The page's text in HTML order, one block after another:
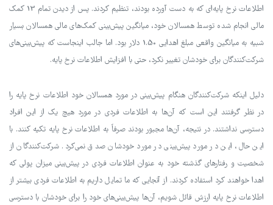
اطلاعات نرخ پایه‌ای که به دست آورده بودند، تنظیم کردند. پس از دیدن تمام 13 کمک
مالی انجام شده توسط همسالان خود، میانگین پیش‌بینی کمک‌های مالی همسالان بسیار
شبیه به میانگین واقعی مبلغ اهدایی 1.50 دلار بود. اما جالب اینجاست که پیش‌بینی‌های
شرکت‌کنندگان برای خودشان تغییر نکرد، حتی با افزایش اطلاعات نرخ پایه.
دلیل اینکه شرکت‌کنندگان هنگام پیش‌بینی در مورد همسالان خود اطلاعات نرخ پایه را
در نظر گرفتند این است که آن‌ها به اطلاعات فردی در مورد هیچ یک از این افراد
دسترسی نداشتند. در نتیجه، آن‌ها مجبور بودند صرفاً به اطلاعات نرخ پایه تکیه کنند. با
این حال، این در مورد پیش‌بینی در مورد خودشان صدق نمی‌کرد. شرکت‌کنندگان از
شخصیت و رفتارهای گذشته خود به عنوان اطلاعات فردی در پیش‌بینی میزان پولی که
اهدا خواهند کرد استفاده کردند. از آنجایی که ما تمایل داریم به اطلاعات فردی بیشتر از
اطلاعات نرخ پایه ارزش قائل شویم، آن‌ها پیش‌بینی‌های خود را برای خودشان با دسترسی